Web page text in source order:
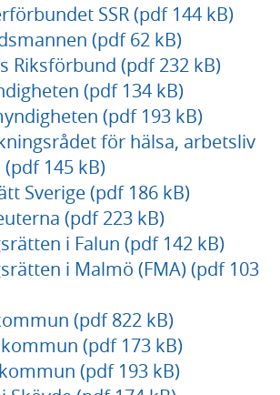
SSR (pdf 144 kB)
(pdf 62 kB)
Riksförbund (pdf 232 kB)
(pdf 134 kB)
(pdf 193 kB)
för hälsa, arbetsliv
145 kB)
Sverige (pdf 186 kB)
(pdf 223 kB)
i Falun (pdf 142 kB)
i Malmö (FMA) (pdf 103
(pdf 822 kB)
(pdf 173 kB)
(pdf 193 kB)